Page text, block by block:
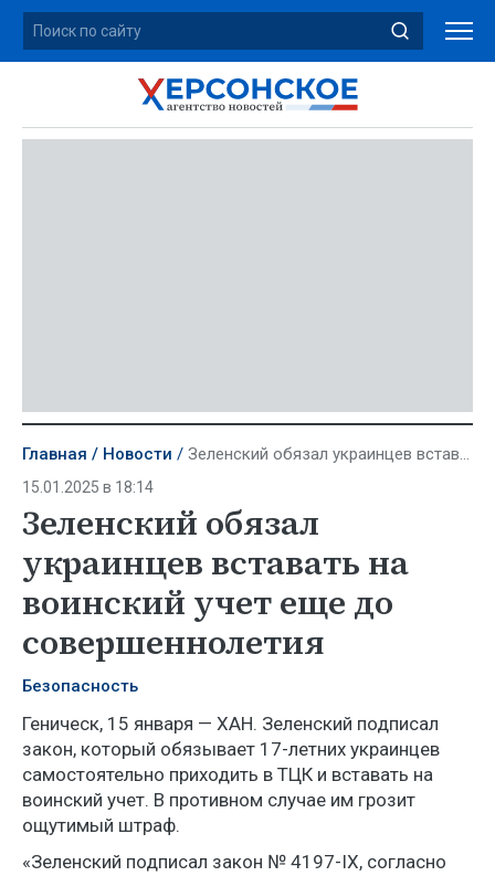
Главная Новости Зеленский обязал украинцев вставать на воинский учет еще до совершеннолетия
15.01.2025 в 18:14
Зеленский обязал
украинцев вставать на
воинский учет еще до
совершеннолетия
Безопасность
Геническ, 15 января — ХАН. Зеленский подписал
закон, который обязывает 17-летних украинцев
самостоятельно приходить в ТЦК и вставать на
воинский учет. В противном случае им грозит
ощутимый штраф.
«Зеленский подписал закон № 4197-IХ, согласно